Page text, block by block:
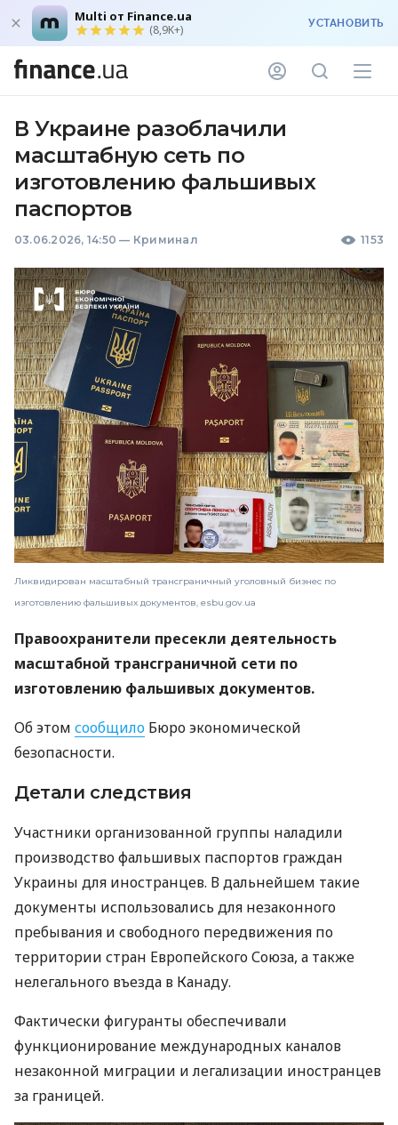
Multi от Finance.ua
(8,9K+) УСТАНОВИТЬ
В Украине разоблачили
масштабную сеть по
изготовлению фальшивых
паспортов
03.06.2026, 14:50 — Криминал 1153
Ликвидирован масштабный трансграничный уголовный бизнес по
изготовлению фальшивых документов, esbu.gov.ua
Правоохранители пресекли деятельность
масштабной трансграничной сети по
изготовлению фальшивых документов.
Об этом сообщило Бюро экономической
безопасности.
Детали следствия
Участники организованной группы наладили
производство фальшивых паспортов граждан
Украины для иностранцев. В дальнейшем такие
документы использовались для незаконного
пребывания и свободного передвижения по
территории стран Европейского Союза, а также
нелегального въезда в Канаду.
Фактически фигуранты обеспечивали
функционирование международных каналов
незаконной миграции и легализации иностранцев
за границей.